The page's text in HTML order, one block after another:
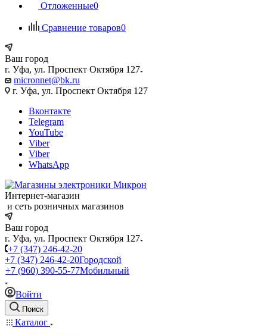
Отложенные0
Сравнение товаров0
Ваш город
г. Уфа, ул. Проспект Октября 127
micronnet@bk.ru
г. Уфа, ул. Проспект Октября 127
Вконтакте
Telegram
YouTube
Viber
Viber
WhatsApp
Интернет-магазин
и сеть розничных магазинов
Ваш город
г. Уфа, ул. Проспект Октября 127
+7 (347) 246-42-20
+7 (347) 246-42-20Городской
+7 (960) 390-55-77Мобильный
Войти
Поиск
Каталог